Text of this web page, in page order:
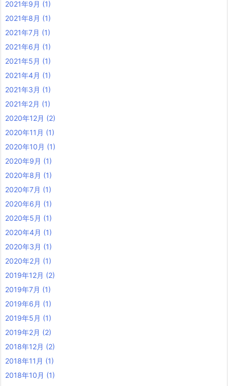
2021年9月 (1)
2021年8月 (1)
2021年7月 (1)
2021年6月 (1)
2021年5月 (1)
2021年4月 (1)
2021年3月 (1)
2021年2月 (1)
2020年12月 (2)
2020年11月 (1)
2020年10月 (1)
2020年9月 (1)
2020年8月 (1)
2020年7月 (1)
2020年6月 (1)
2020年5月 (1)
2020年4月 (1)
2020年3月 (1)
2020年2月 (1)
2019年12月 (2)
2019年7月 (1)
2019年6月 (1)
2019年5月 (1)
2019年2月 (2)
2018年12月 (2)
2018年11月 (1)
2018年10月 (1)